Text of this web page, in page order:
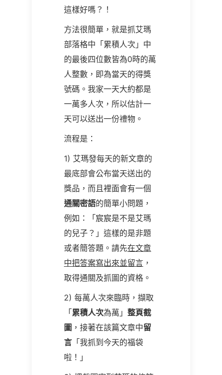
這樣好嗎？！
方法很簡單，就是抓艾瑪
部落格中「累積人次」中
的最後四位數皆為0時的萬
人整數，即為當天的得獎
號碼。我家一天大約都是
一萬多人次，所以估計一
天可以送出一份禮物。
流程是：
1) 艾瑪發每天的新文章的
最底部會公布當天送出的
獎品，而且裡面會有一個
通關密語的簡單小問題，
例如：「宸宸是不是艾瑪
的兒子？」這樣的是非題
或者簡答題。請先在文章
中把答案寫出來並留言 ，
取得通關及抓圖的資格。
2) 每萬人次來臨時，擷取
「 累積人次為萬」 整頁截
圖 ，接著在該篇文章中留
言 「我抓到今天的福袋
啦！」